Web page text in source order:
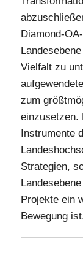
Diamond-
Vielfalt zu
zum
einzusetzen.
Instrumente
Strategien,
Projekte ein
Bewegung